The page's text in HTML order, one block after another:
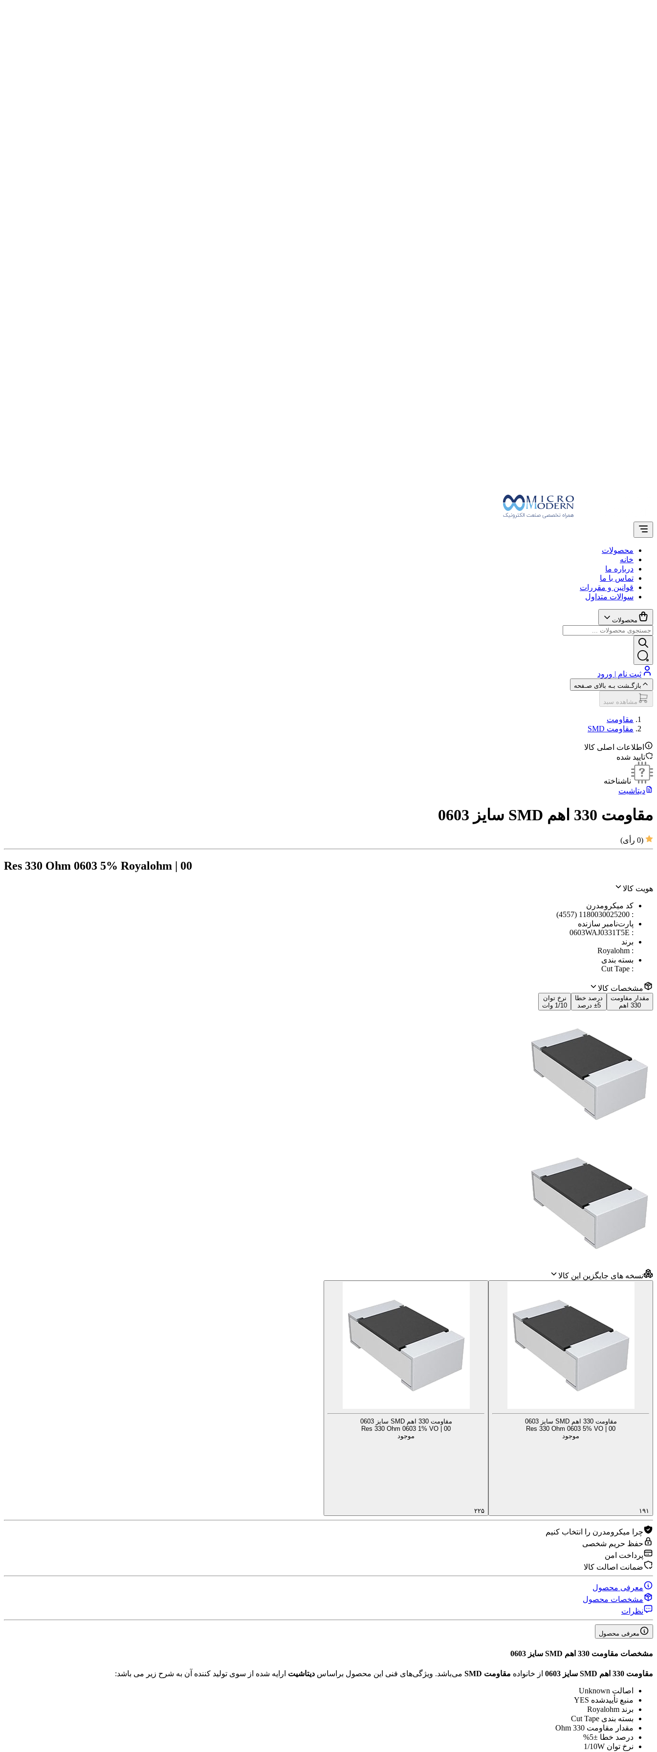
محصولات
خانه
درباره ما
تماس با ما
قوانین و مقررات
سوالات متداول
محصولات
ثبت نام | ورود
بازگـشت بـه بالای صـفحه
مشاهده سبد
مقاومت‌
مقاومت SMD
اطلاعات اصلی کالا
تایید شده
ناشناخته
دیتاشیت
مقاومت 330 اهم SMD سایز 0603
(
0 رأی)
Res 330 Ohm 0603 5% Royalohm | 00
هویت کالا
کد میکرومدرن
:
1180030025200 (4557)
پارت‌نامبر سازنده
:
0603WAJ0331T5E
برند
:
Royalohm
بسته بندی
:
Cut Tape
مشخصات کالا
مقدار مقاومت
330 اهم
درصد خطا
±5 درصد
نرخ توان
1/10 وات
نسخه های جایگزین این کالا
مقاومت 330 اهم SMD سایز 0603
Res 330 Ohm 0603 5% VO | 00
موجود
۱۹۱
مقاومت 330 اهم SMD سایز 0603
Res 330 Ohm 0603 1% VO | 00
موجود
۲۲۵
چرا میکرومدرن را انتخاب کنیم
حفظ حریم شخصی
پرداخت امن
ضمانت اصالت کالا
معرفی محصول
مشخصات محصول
نظرات
معرفی محصول
مشخصات مقاومت 330 اهم SMD سایز 0603
مقاومت 330 اهم SMD سایز 0603 از خانواده مقاومت SMD می‌باشد. ویژگی‌های فنی این محصول براساس دیتاشیت ارایه شده از سوی تولید کننده آن به شرح زیر می باشد:
اصالت Unknown
منبع تأیید‌شده YES
برند Royalohm
بسته بندی Cut Tape
مقدار مقاومت 330 Ohm
درصد خطا ±5%
نرخ توان 1/10W